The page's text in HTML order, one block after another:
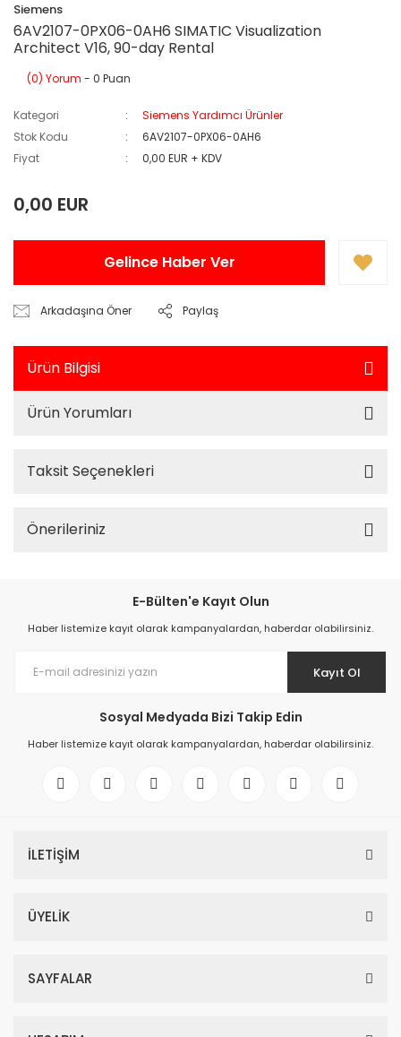
Siemens
6AV2107-0PX06-0AH6 SIMATIC Visualization
Architect V16, 90-day Rental
(0) Yorum - 0 Puan
Kategori
Siemens Yardımcı Ürünler
Stok Kodu
6AV2107-0PX06-0AH6
Fiyat
0,00 EUR + KDV
0,00 EUR
Gelince Haber Ver
Arkadaşına Öner Paylaş
Ürün Bilgisi
Ürün Yorumları
Taksit Seçenekleri
Önerileriniz
E-Bülten'e Kayıt Olun
Haber listemize kayıt olarak kampanyalardan, haberdar olabilirsiniz.
Kayıt Ol
Sosyal Medyada Bizi Takip Edin
Haber listemize kayıt olarak kampanyalardan, haberdar olabilirsiniz.
İLETİŞİM
ÜYELİK
SAYFALAR